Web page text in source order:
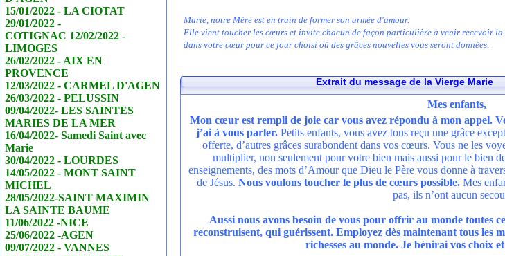
15/01/2022 - LA CIOTAT
29/01/2022 -
COTIGNAC 12/02/2022 -
LIMOGES
26/02/2022 - AIX EN
PROVENCE
12/03/2022 - CARMEL D'AGEN
26/03/2022 - PELUSSIN
09/04/2022- LES SAINTES
MARIES DE LA MER
16/04/2022- Samedi Saint avec
Marie
30/04/2022 - LOURDES
14/05/2022 - MONT SAINT
MICHEL
28/05/2022-SAINT MAXIMIN
LA SAINTE BAUME
11/06/2022 -NICE
25/06/2022 -AGEN
09/07/2022 - VANNES
Marie, notre Mère est en train de former son armée d'amour.
Elle vient toucher les cœurs et invite chacun de façon particulière à venir recevoir
dans votre cœur pour ce jour choisi où des grâces nouvelles vous seront données.
Extrait du message de la Vierge Marie
le 30 Décembre 2003Mes enfants,
Mon cœur est rempli de joie car vous avez répondu à mon appel.
j’ai à vous parler.Petits enfants, vous avez tous reçu une grâce
offerte, d’autres grâces surabondent dans vos cœurs. Vous ne les
multiplier, non seulement pour votre bien mais aussi pour le bien
enseignements, des mots d’Amour que Dieu le Père vous donne à
de Jésus.Nous voulons toucher le plus de cœurs possible. Mes
pas, ils n’ont aucun
Aussi nous avons besoin de vous pour offrir au monde toutes
reconstruisent, qui guérissent. Employez dès maintenant tous les
richesses au monde. Je bénirai vos choix